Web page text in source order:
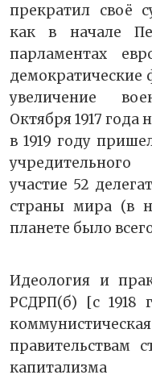
прекратил своё
как в начале
парламентах
демократические
увеличение
Октября 1917
в 1919 году
участие 52
страны мира (в
планете было
Идеология и
РСДРП(б) [с 1918
правительствам